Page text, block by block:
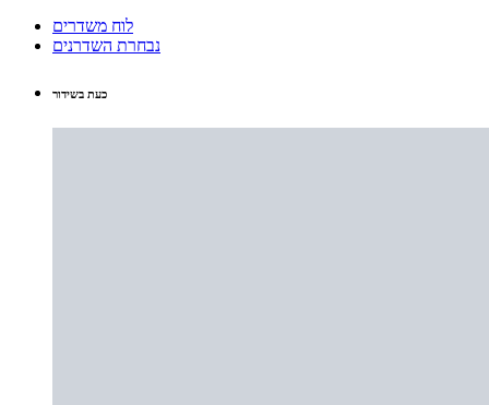
לוח משדרים
נבחרת השדרנים
כעת בשידור